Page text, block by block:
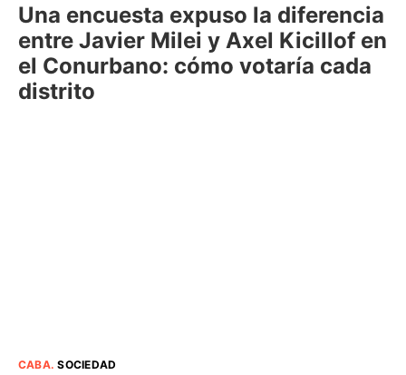
Una encuesta expuso la diferencia
entre Javier Milei y Axel Kicillof en
el Conurbano: cómo votaría cada
distrito
CABA.SOCIEDAD